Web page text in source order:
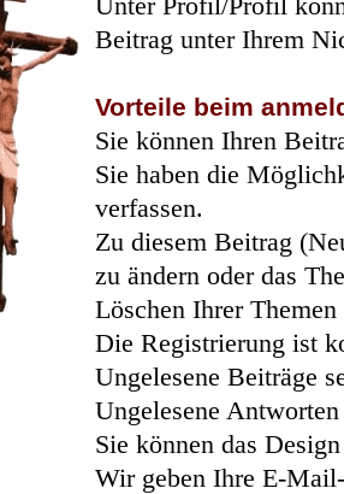
Beitrag unter Ihrem
Vorteile beim
Sie können Ihren
Sie haben die
verfassen.
Zu diesem Beitrag
zu ändern oder das
Löschen Ihrer
Die Registrierung ist
Ungelesene Beiträge
Ungelesene
Sie können das
Wir geben Ihre E-